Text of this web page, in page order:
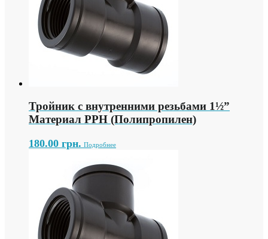
Тройник с внутренними резьбами 1½”
Материал PPH (Полипропилен)
180.00 грн. Подробнее